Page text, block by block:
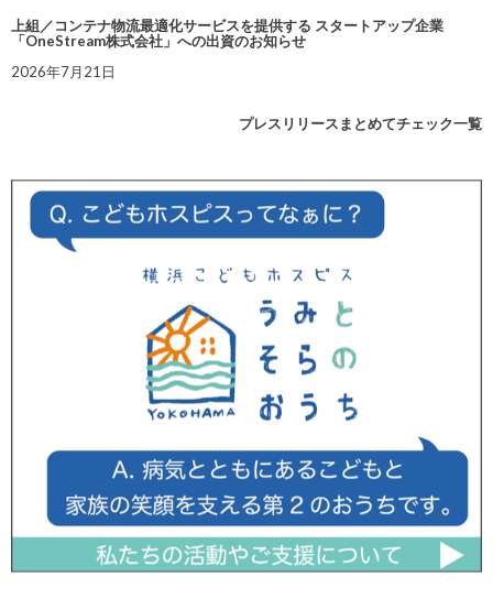
上組／コンテナ物流最適化サービスを提供する スタートアップ企業
「OneStream株式会社」への出資のお知らせ
2026年7月21日
プレスリリースまとめてチェック一覧